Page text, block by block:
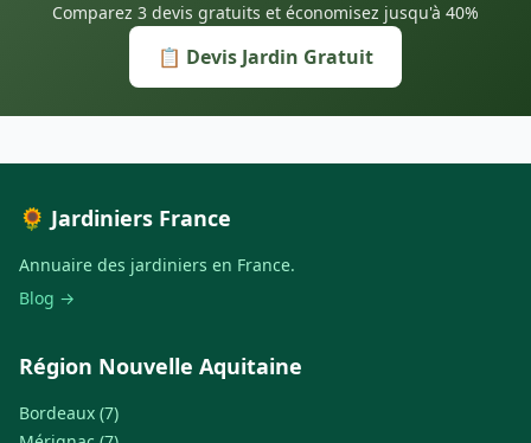
Comparez 3 devis gratuits et économisez jusqu'à 40%
📋 Devis Jardin Gratuit
🌻 Jardiniers France
Annuaire des jardiniers en France.
Blog →
Région Nouvelle Aquitaine
Bordeaux (7)